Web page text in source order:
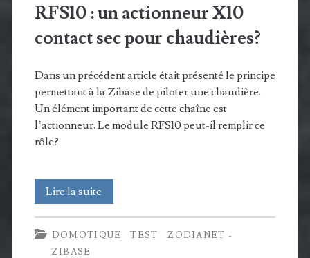
RFS10 : un actionneur X10
contact sec pour chaudières?
Dans un précédent article était présenté le principe
permettant à la Zibase de piloter une chaudière.
Un élément important de cette chaîne est
l’actionneur. Le module RFS10 peut-il remplir ce
rôle?
Lire la suite
:
un
DOMOTIQUE TEST
ZODIANET -
ZIBASE